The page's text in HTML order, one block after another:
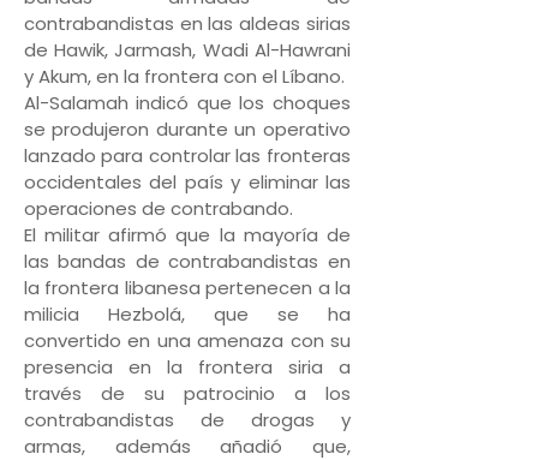
contrabandistas en las aldeas sirias
de Hawik, Jarmash, Wadi Al-Hawrani
y Akum, en la frontera con el Líbano.
Al-Salamah indicó que los choques
se produjeron durante un operativo
lanzado para controlar las fronteras
occidentales del país y eliminar las
operaciones de contrabando.
El militar afirmó que la mayoría de
las bandas de contrabandistas en
la frontera libanesa pertenecen a la
milicia Hezbolá, que se ha
convertido en una amenaza con su
presencia en la frontera siria a
través de su patrocinio a los
contrabandistas de drogas y
armas, además añadió que,